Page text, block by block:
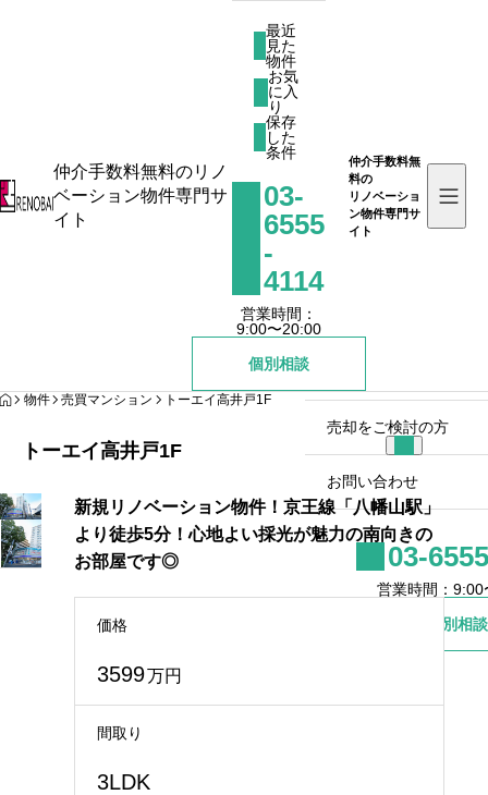
お知らせ
売却をご検討の方
お問い合わせ
03-
営業時間：9:00
個別相談
仲介手数料無料のリノ
ベーション物件専門サ
イト
最近
見た
物件
お気
に入
り
保存
した
条件
03-
6555
-
4114
営業時間：
9:00〜20:00
個別相談
仲介手数料無
料の
リノベーショ
ン物件専門サ
イト
HOME
物件 売買マンション トーエイ高井戸1F
トーエイ高井戸1F
新規リノベーション物件！京王線「八幡山駅」
より徒歩5分！心地よい採光が魅力の南向きの
お部屋です◎
価格
3599万円
間取り
3LDK